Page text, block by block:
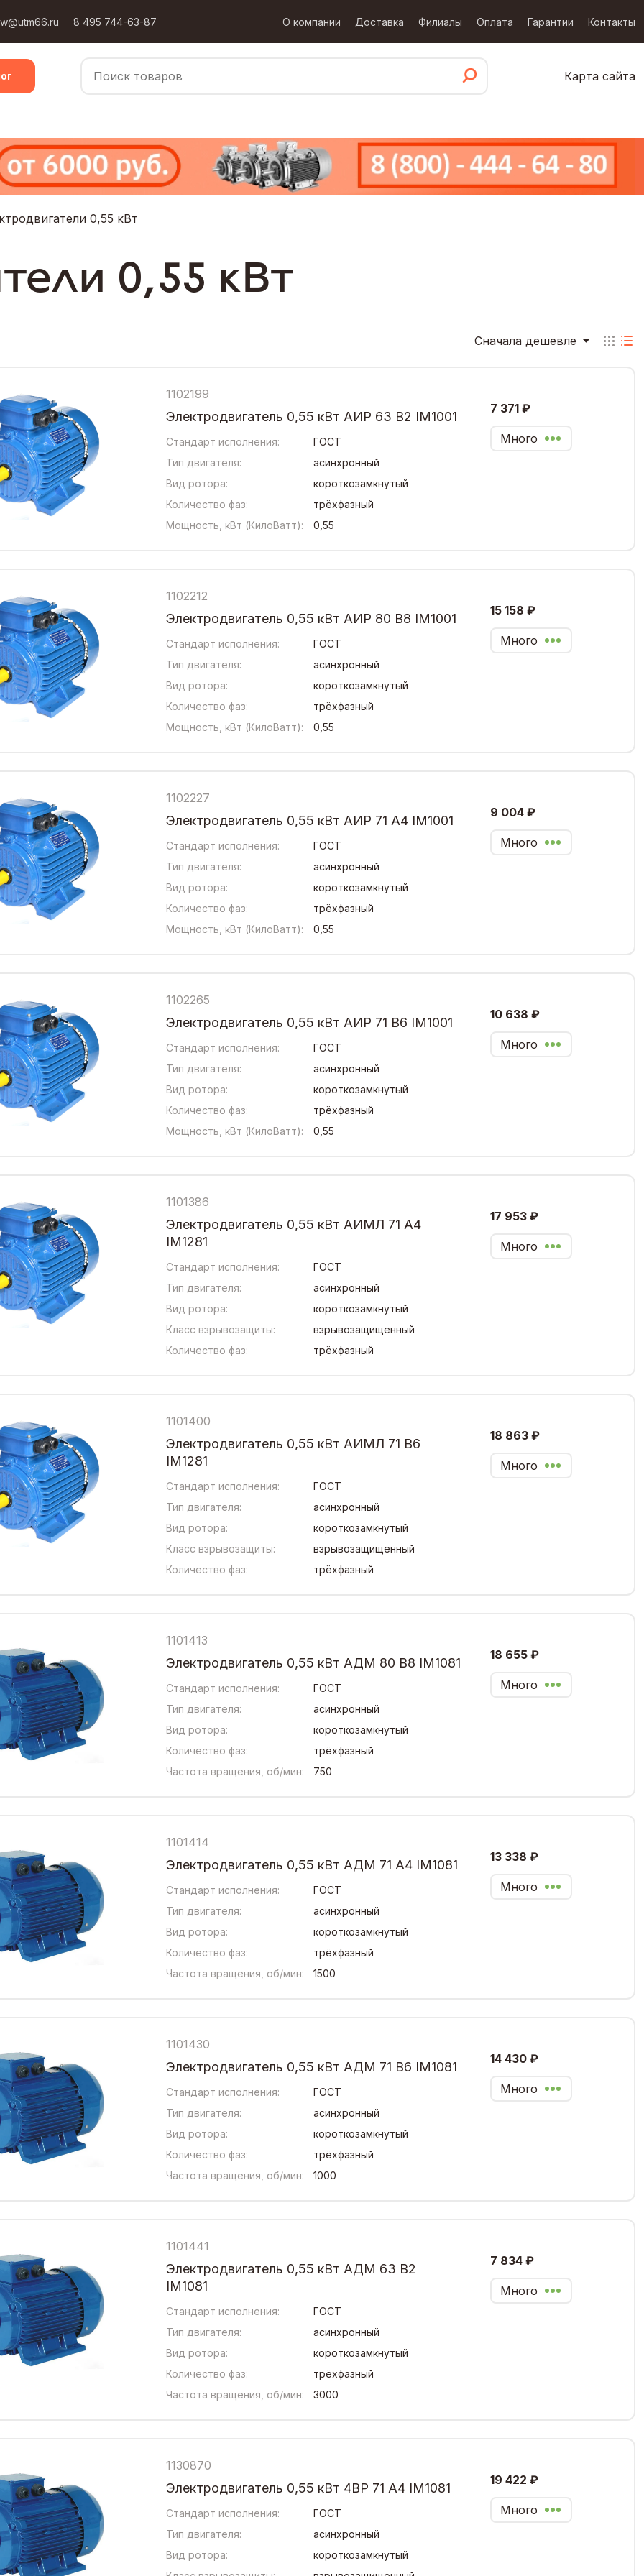
8 495 744-63-87 О компании Доставка Филиалы Оплата Гарантии Контакты
Карта сайта
0,55 кВт
0,55 кВт
Сначала дешевле
1102199
Электродвигатель 0,55 кВт АИР 63 В2 IM1001
Стандарт исполнения:
ГОСТ
Тип двигателя:
асинхронный
Вид ротора:
короткозамкнутый
Количество фаз:
трёхфазный
Мощность, кВт (КилоВатт):
0,55
7 371 ₽
Много
1102212
Электродвигатель 0,55 кВт АИР 80 В8 IM1001
Стандарт исполнения:
ГОСТ
Тип двигателя:
асинхронный
Вид ротора:
короткозамкнутый
Количество фаз:
трёхфазный
Мощность, кВт (КилоВатт):
0,55
15 158 ₽
Много
1102227
Электродвигатель 0,55 кВт АИР 71 А4 IM1001
Стандарт исполнения:
ГОСТ
Тип двигателя:
асинхронный
Вид ротора:
короткозамкнутый
Количество фаз:
трёхфазный
Мощность, кВт (КилоВатт):
0,55
9 004 ₽
Много
1102265
Электродвигатель 0,55 кВт АИР 71 В6 IM1001
Стандарт исполнения:
ГОСТ
Тип двигателя:
асинхронный
Вид ротора:
короткозамкнутый
Количество фаз:
трёхфазный
Мощность, кВт (КилоВатт):
0,55
10 638 ₽
Много
1101386
Электродвигатель 0,55 кВт АИМЛ 71 А4
IM1281
Стандарт исполнения:
ГОСТ
Тип двигателя:
асинхронный
Вид ротора:
короткозамкнутый
Класс взрывозащиты:
взрывозащищенный
Количество фаз:
трёхфазный
17 953 ₽
Много
1101400
Электродвигатель 0,55 кВт АИМЛ 71 В6
IM1281
Стандарт исполнения:
ГОСТ
Тип двигателя:
асинхронный
Вид ротора:
короткозамкнутый
Класс взрывозащиты:
взрывозащищенный
Количество фаз:
трёхфазный
18 863 ₽
Много
1101413
Электродвигатель 0,55 кВт АДМ 80 В8 IM1081
Стандарт исполнения:
ГОСТ
Тип двигателя:
асинхронный
Вид ротора:
короткозамкнутый
Количество фаз:
трёхфазный
Частота вращения, об/мин:
750
18 655 ₽
Много
1101414
Электродвигатель 0,55 кВт АДМ 71 А4 IM1081
Стандарт исполнения:
ГОСТ
Тип двигателя:
асинхронный
Вид ротора:
короткозамкнутый
Количество фаз:
трёхфазный
Частота вращения, об/мин:
1500
13 338 ₽
Много
1101430
Электродвигатель 0,55 кВт АДМ 71 В6 IM1081
Стандарт исполнения:
ГОСТ
Тип двигателя:
асинхронный
Вид ротора:
короткозамкнутый
Количество фаз:
трёхфазный
Частота вращения, об/мин:
1000
14 430 ₽
Много
1101441
Электродвигатель 0,55 кВт АДМ 63 В2
IM1081
Стандарт исполнения:
ГОСТ
Тип двигателя:
асинхронный
Вид ротора:
короткозамкнутый
Количество фаз:
трёхфазный
Частота вращения, об/мин:
3000
7 834 ₽
Много
1130870
Электродвигатель 0,55 кВт 4ВР 71 А4 IM1081
Стандарт исполнения:
ГОСТ
Тип двигателя:
асинхронный
Вид ротора:
короткозамкнутый
19 422 ₽
Много